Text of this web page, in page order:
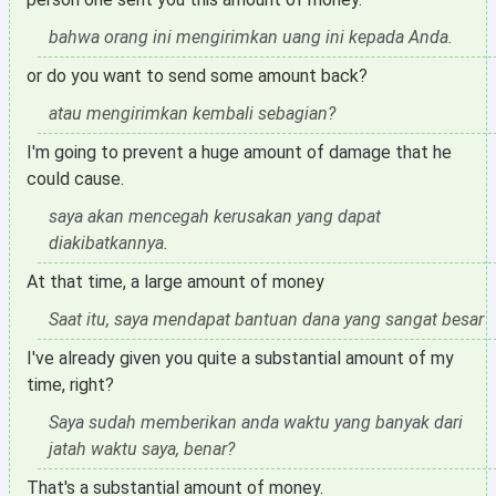
bahwa orang ini mengirimkan uang ini kepada Anda.
or do you want to send some amount back?
atau mengirimkan kembali sebagian?
I'm going to prevent a huge amount of damage that he
could cause.
saya akan mencegah kerusakan yang dapat
diakibatkannya.
At that time, a large amount of money
Saat itu, saya mendapat bantuan dana yang sangat besar
I've already given you quite a substantial amount of my
time, right?
Saya sudah memberikan anda waktu yang banyak dari
jatah waktu saya, benar?
That's a substantial amount of money.